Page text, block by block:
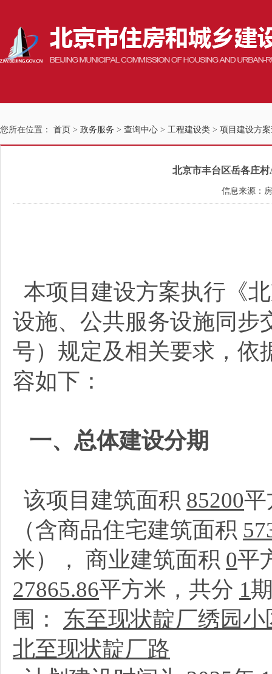
您所在位置： 首页 > 政务服务 > 查询中心 > 工程建设类 > 项目建设方
北京市丰台区岳各庄
信息来源：
本项目建设方案执行《
设施、公共服务设施同步
号）规定及相关要求，依
容如下：
一、总体建设分期
该项目建筑面积 85200平
（含商品住宅建筑面积
米）， 商业建筑面积 0平
27865.86平方米，共分 1
围： 东至现状靛厂绣园
北至现状靛厂路